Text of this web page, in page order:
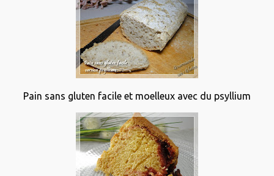
Pain sans gluten facile et moelleux avec du psyllium